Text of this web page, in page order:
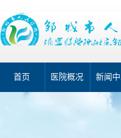
首页 医院概况 新闻